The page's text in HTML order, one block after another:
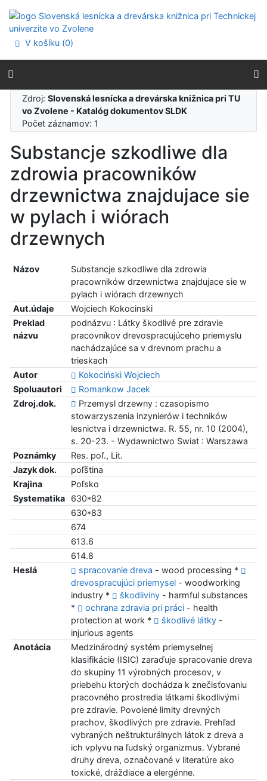
Prejsť na menu
Prehlásenie o webovej prístupnosti
V košíku (0)
Zdroj:Slovenská lesnícka a drevárska knižnica pri TU
vo Zvolene - Katalóg dokumentov SLDK
Počet záznamov: 1
Substancje szkodliwe dla
zdrowia pracowników
drzewnictwa znajdujace sie
w pylach i wiórach
drzewnych
Názov
Substancje szkodliwe dla zdrowia
pracowników drzewnictwa znajdujace sie w
pylach i wiórach drzewnych
Aut.údaje
Wojciech Kokocinski
Preklad
názvu
podnázvu : Látky škodlivé pre zdravie
pracovníkov drevospracujúceho priemyslu
nachádzajúce sa v drevnom prachu a
trieskach
Autor
Kokociński Wojciech
Spoluautori
Romankow Jacek
Zdroj.dok.
Przemysl drzewny : czasopismo
stowarzyszenia inzynierów i techników
lesnictva i drzewnictwa. R. 55, nr. 10 (2004),
s. 20-23. - Wydawnictwo Swiat : Warszawa
Poznámky
Res. poľ., Lit.
Jazyk dok.
poľština
Krajina
Poľsko
Systematika
630*82
630*83
674
613.6
614.8
Heslá
spracovanie dreva - wood processing *
drevospracujúci priemysel- woodworking
industry *
škodliviny- harmful substances
*
ochrana zdravia pri práci- health
protection at work *
škodlivé látky-
injurious agents
Anotácia
Medzinárodný systém priemyselnej
klasifikácie (ISIC) zaraďuje spracovanie dreva
do skupiny 11 výrobných procesov, v
priebehu ktorých dochádza k znečisťovaniu
pracovného prostredia látkami škodlivými
pre zdravie. Povolené limity drevných
prachov, škodlivých pre zdravie. Prehľad
vybraných neštrukturálnych látok z dreva a
ich vplyvu na ľudský organizmus. Vybrané
druhy dreva, označované v literatúre ako
toxické, dráždiace a elergénne.